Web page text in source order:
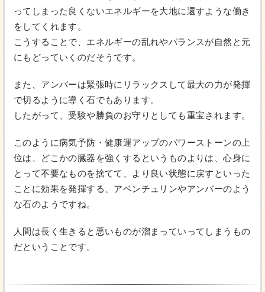
ってしまった良くないエネルギーを大地に還すような働き
をしてくれます。
こうすることで、エネルギーの乱れやバランスが自然と元
にもどっていくのだそうです。
また、アンバーは緊張時にリラックスして最大の力が発揮
で切るように導く石でもあります。
したがって、受験や勝負のお守りとしても重宝されます。
このように病気予防・健康運アップのパワーストーンの上
位は、どこかの臓器を強くするというものよりは、心身に
とって不要なものを捨てて、より良い状態に戻すといった
ことに効果を発揮する、アベンチュリンやアンバーのよう
な石のようですね。
人間は長く生きると悪いものが溜まっていってしまうもの
だということです。